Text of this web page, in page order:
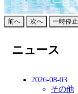
前へ 次へ 一時停止
ニュース
2026-08-03
その他